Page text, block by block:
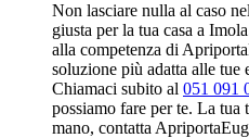
Non lasciare nulla al caso
giusta per la tua casa a
alla competenza di
soluzione più adatta alle tue
Chiamaci subito al 051 091
possiamo fare per te. La tua
mano, contatta